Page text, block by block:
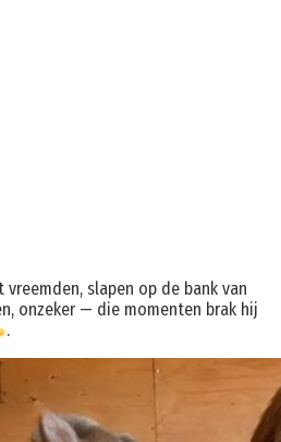
vreemden, slapen op de bank van
onzeker — die momenten brak hij
.